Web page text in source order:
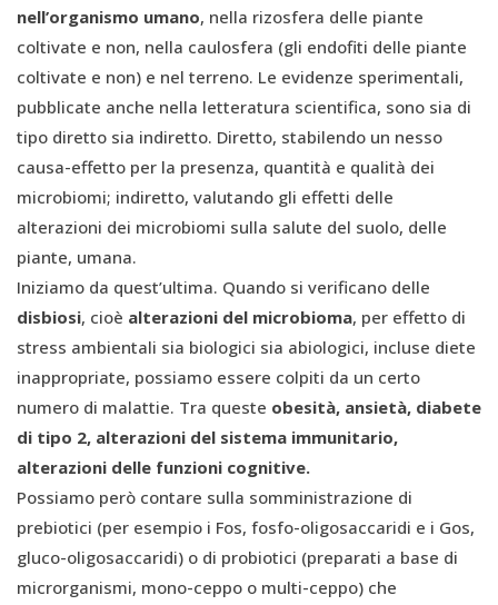
nell’organismo umano, nella rizosfera delle piante
coltivate e non, nella caulosfera (gli endofiti delle piante
coltivate e non) e nel terreno. Le evidenze sperimentali,
pubblicate anche nella letteratura scientifica, sono sia di
tipo diretto sia indiretto. Diretto, stabilendo un nesso
causa-effetto per la presenza, quantità e qualità dei
microbiomi; indiretto, valutando gli effetti delle
alterazioni dei microbiomi sulla salute del suolo, delle
piante, umana.
Iniziamo da quest’ultima. Quando si verificano delle
disbiosi, cioè alterazioni del microbioma, per effetto di
stress ambientali sia biologici sia abiologici, incluse diete
inappropriate, possiamo essere colpiti da un certo
numero di malattie. Tra queste obesità, ansietà, diabete
di tipo 2, alterazioni del sistema immunitario,
alterazioni delle funzioni cognitive.
Possiamo però contare sulla somministrazione di
prebiotici (per esempio i Fos, fosfo-oligosaccaridi e i Gos,
gluco-oligosaccaridi) o di probiotici (preparati a base di
microrganismi, mono-ceppo o multi-ceppo) che